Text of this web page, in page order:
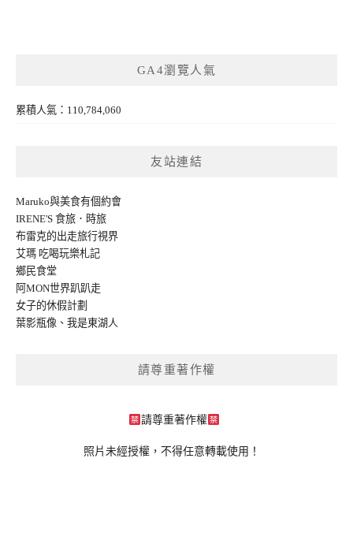
GA4瀏覽人氣
累積人氣：110,784,060
友站連結
Maruko與美食有個約會
IRENE'S 食旅．時旅
布雷克的出走旅行視界
艾瑪 吃喝玩樂札記
鄉民食堂
阿MON世界趴趴走
女子的休假計劃
葉影瓶像 、 我是東湖人
請尊重著作權
請尊重著作權
照片未經授權，不得任意轉載使用！